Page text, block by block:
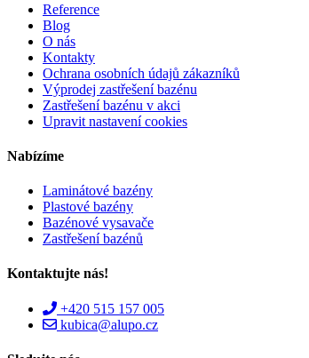
Reference
Blog
O nás
Kontakty
Ochrana osobních údajů zákazníků
Výprodej zastřešení bazénu
Zastřešení bazénu v akci
Upravit nastavení cookies
Nabízíme
Laminátové bazény
Plastové bazény
Bazénové vysavače
Zastřešení bazénů
Kontaktujte nás!
+420 515 157 005
kubica@alupo.cz